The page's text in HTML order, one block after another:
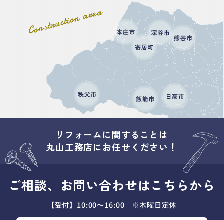
Construction area
リフォームに関することは
丸山工務店にお任せください！
ご相談、お問い合わせはこちらから
【受付】10:00～16:00 ※木曜日定休